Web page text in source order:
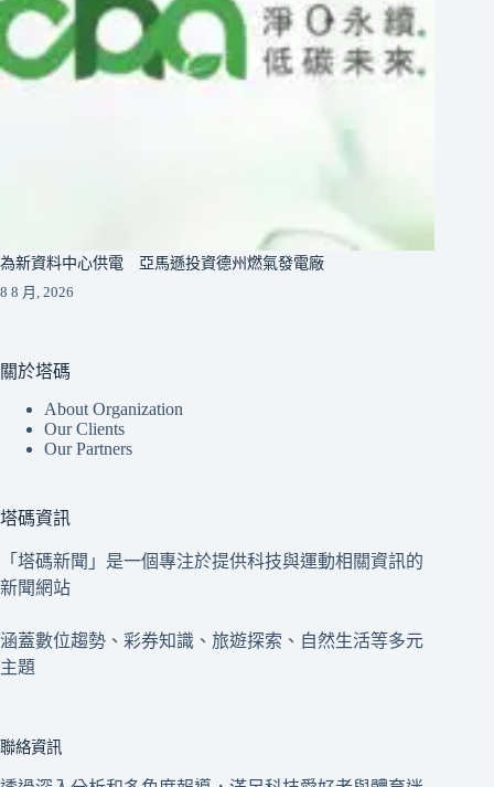
為新資料中心供電 亞馬遜投資德州燃氣發電廠
8 8 月, 2026
關於塔碼
About Organization
Our Clients
Our Partners
塔碼資訊
「塔碼新聞」是一個專注於提供科技與運動相關資訊的
新聞網站
涵蓋數位趨勢、彩券知識、旅遊探索、自然生活等多元
主題
聯絡資訊